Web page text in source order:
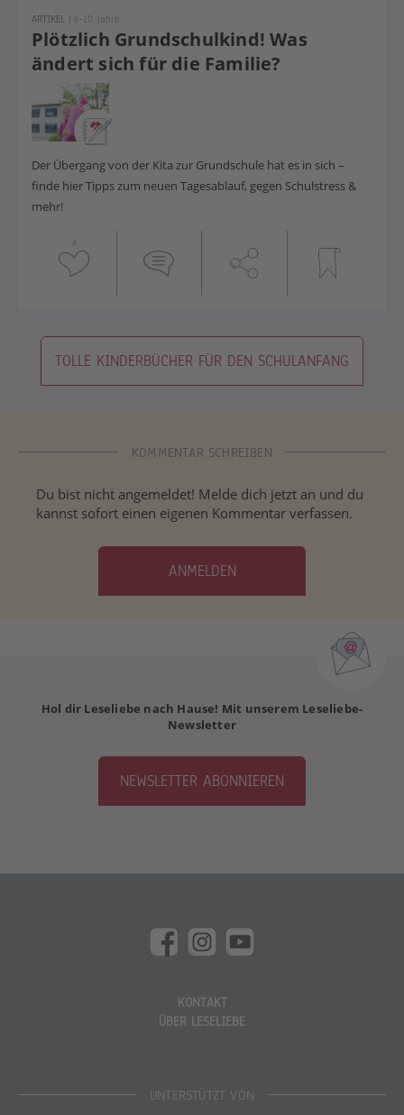
Plötzlich Grundschulkind! Was
ändert sich für die Familie?
ARTIKEL | 6-10 Jahre
Der Übergang von der Kita zur Grundschule hat es in sich –
finde hier Tippszum neuen Tagesablauf, gegen Schulstress &
mehr!
4
TOLLE KINDERBÜCHER FÜR DEN SCHULANFANG
KOMMENTAR SCHREIBEN
Du bist nicht angemeldet! Melde dich jetzt an und du
kannst sofort einen eigenen Kommentar verfassen.
ANMELDEN
Hol dir Leseliebe nach Hause! Mit unserem Leseliebe-
Newsletter
NEWSLETTER ABONNIEREN
KONTAKT
ÜBER LESELIEBE
UNTERSTÜTZT VON